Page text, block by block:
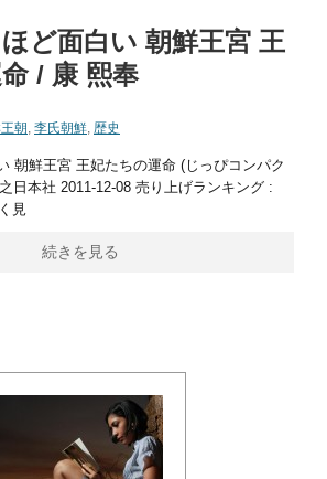
ど面白い 朝鮮王宮 王
/ 康 熙奉
朝, 李氏朝鮮, 歴史
朝鮮王宮 王妃たちの運命 (じっぴコンパク
日本社 2011-12-08 売り上げランキング :
見
続きを見る